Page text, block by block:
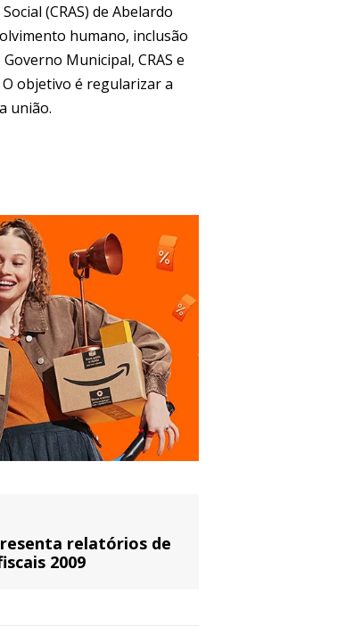
(CRAS) de Abelardo
humano, inclusão
Municipal, CRAS e
objetivo é regularizar a
união.
relatórios de
2009